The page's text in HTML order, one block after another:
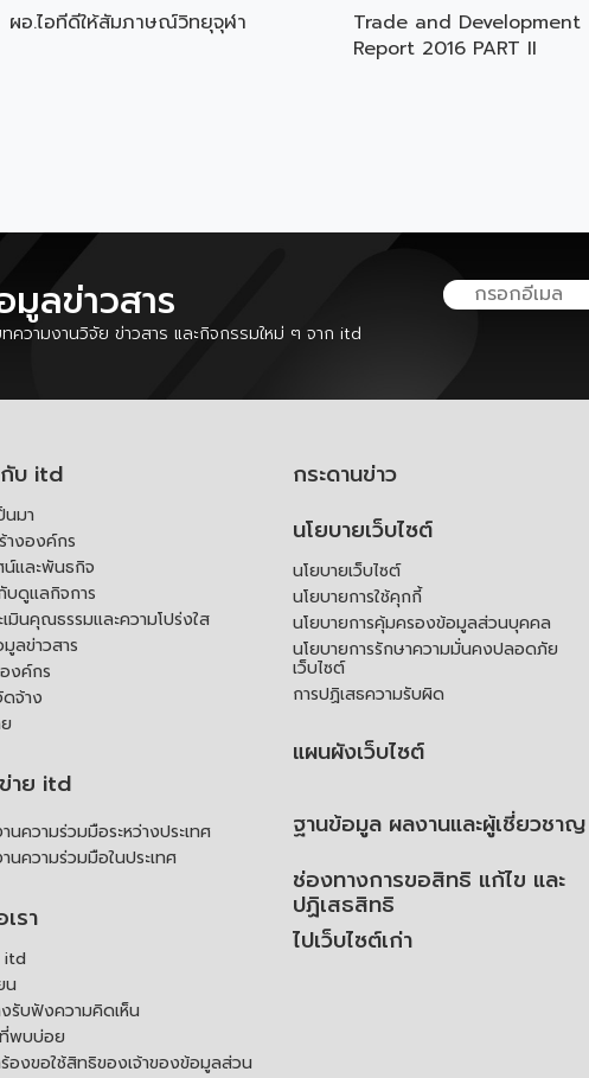
ผอ.ไอทีดีให้สัมภาษณ์วิทยุจุฬา
Trade and Development
Report 2016 PART II
มูลข่าวสาร
ความงานวิจัย ข่าวสาร และกิจกรรมใหม่ ๆ จาก itd
บ itd
นมา
างองค์กร
และพันธกิจ
บดูแลกิจการ
เมินคุณธรรมและความโปร่งใส
ลข่าวสาร
งค์กร
จ้าง
าย itd
นความร่วมมือระหว่างประเทศ
นความร่วมมือในประเทศ
รา
น
รับฟังความคิดเห็น
พบบ่อย
องขอใช้สิทธิของเจ้าของข้อมูลส่วน
กระดานข่าว
นโยบายเว็บไซต์
นโยบายเว็บไซต์
นโยบายการใช้คุกกี้
นโยบายการคุ้มครองข้อมูลส่วนบุคคล
นโยบายการรักษาความมั่นคงปลอดภัย
เว็บไซต์
การปฏิเสธความรับผิด
แผนผังเว็บไซต์
ฐานข้อมูล ผลงานและผู้เชี่ยวชาญ
ช่องทางการขอสิทธิ แก้ไข และ
ปฏิเสธสิทธิ
ไปเว็บไซต์เก่า